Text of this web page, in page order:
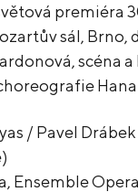
premiéra
sál, Brno,
scéna a
/ Pavel
Ensemble